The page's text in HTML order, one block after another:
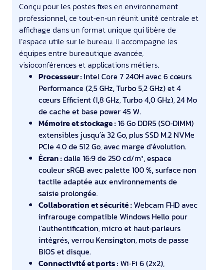
Conçu pour les postes fixes en environnement
professionnel, ce tout‑en‑un réunit unité centrale et
affichage dans un format unique qui libère de
l’espace utile sur le bureau. Il accompagne les
équipes entre bureautique avancée,
visioconférences et applications métiers.
Processeur : Intel Core 7 240H avec 6 cœurs
Performance (2,5 GHz, Turbo 5,2 GHz) et 4
cœurs Efficient (1,8 GHz, Turbo 4,0 GHz), 24 Mo
de cache et base power 45 W.
Mémoire et stockage :16 Go DDR5 (SO‑DIMM)
extensibles jusqu’à 32 Go, plus SSD M.2 NVMe
PCIe 4.0 de 512 Go, avec marge d’évolution.
Écran :dalle 16:9 de 250 cd/m², espace
couleur sRGB avec palette 100 %, surface non
tactile adaptée aux environnements de
saisie prolongée.
Collaboration et sécurité :Webcam FHD avec
infrarouge compatible Windows Hello pour
l’authentification, micro et haut‑parleurs
intégrés, verrou Kensington, mots de passe
BIOS et disque.
Connectivité et ports :Wi‑Fi 6 (2x2),